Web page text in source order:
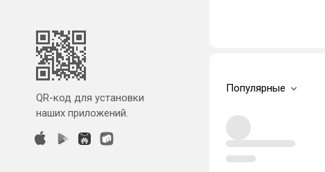
QR-код для установки
наших приложений.
Популярные